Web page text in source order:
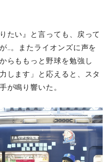
たい』と言っても、戻って
…。またライオンズに声を
らももっと野球を勉強し
します」と応えると、スタ
が鳴り響いた。